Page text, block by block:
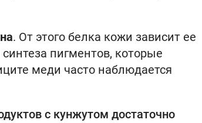
. От этого белка кожи зависит ее
пигментов, которые
меди часто наблюдается
с кунжутом достаточно